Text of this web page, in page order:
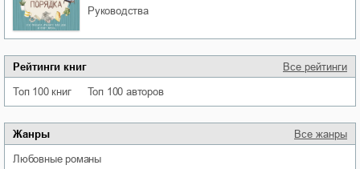
руководства
Рейтинги книг Все рейтинги
Топ 100 книг Топ 100 авторов
Жанры Все жанры
любовные романы